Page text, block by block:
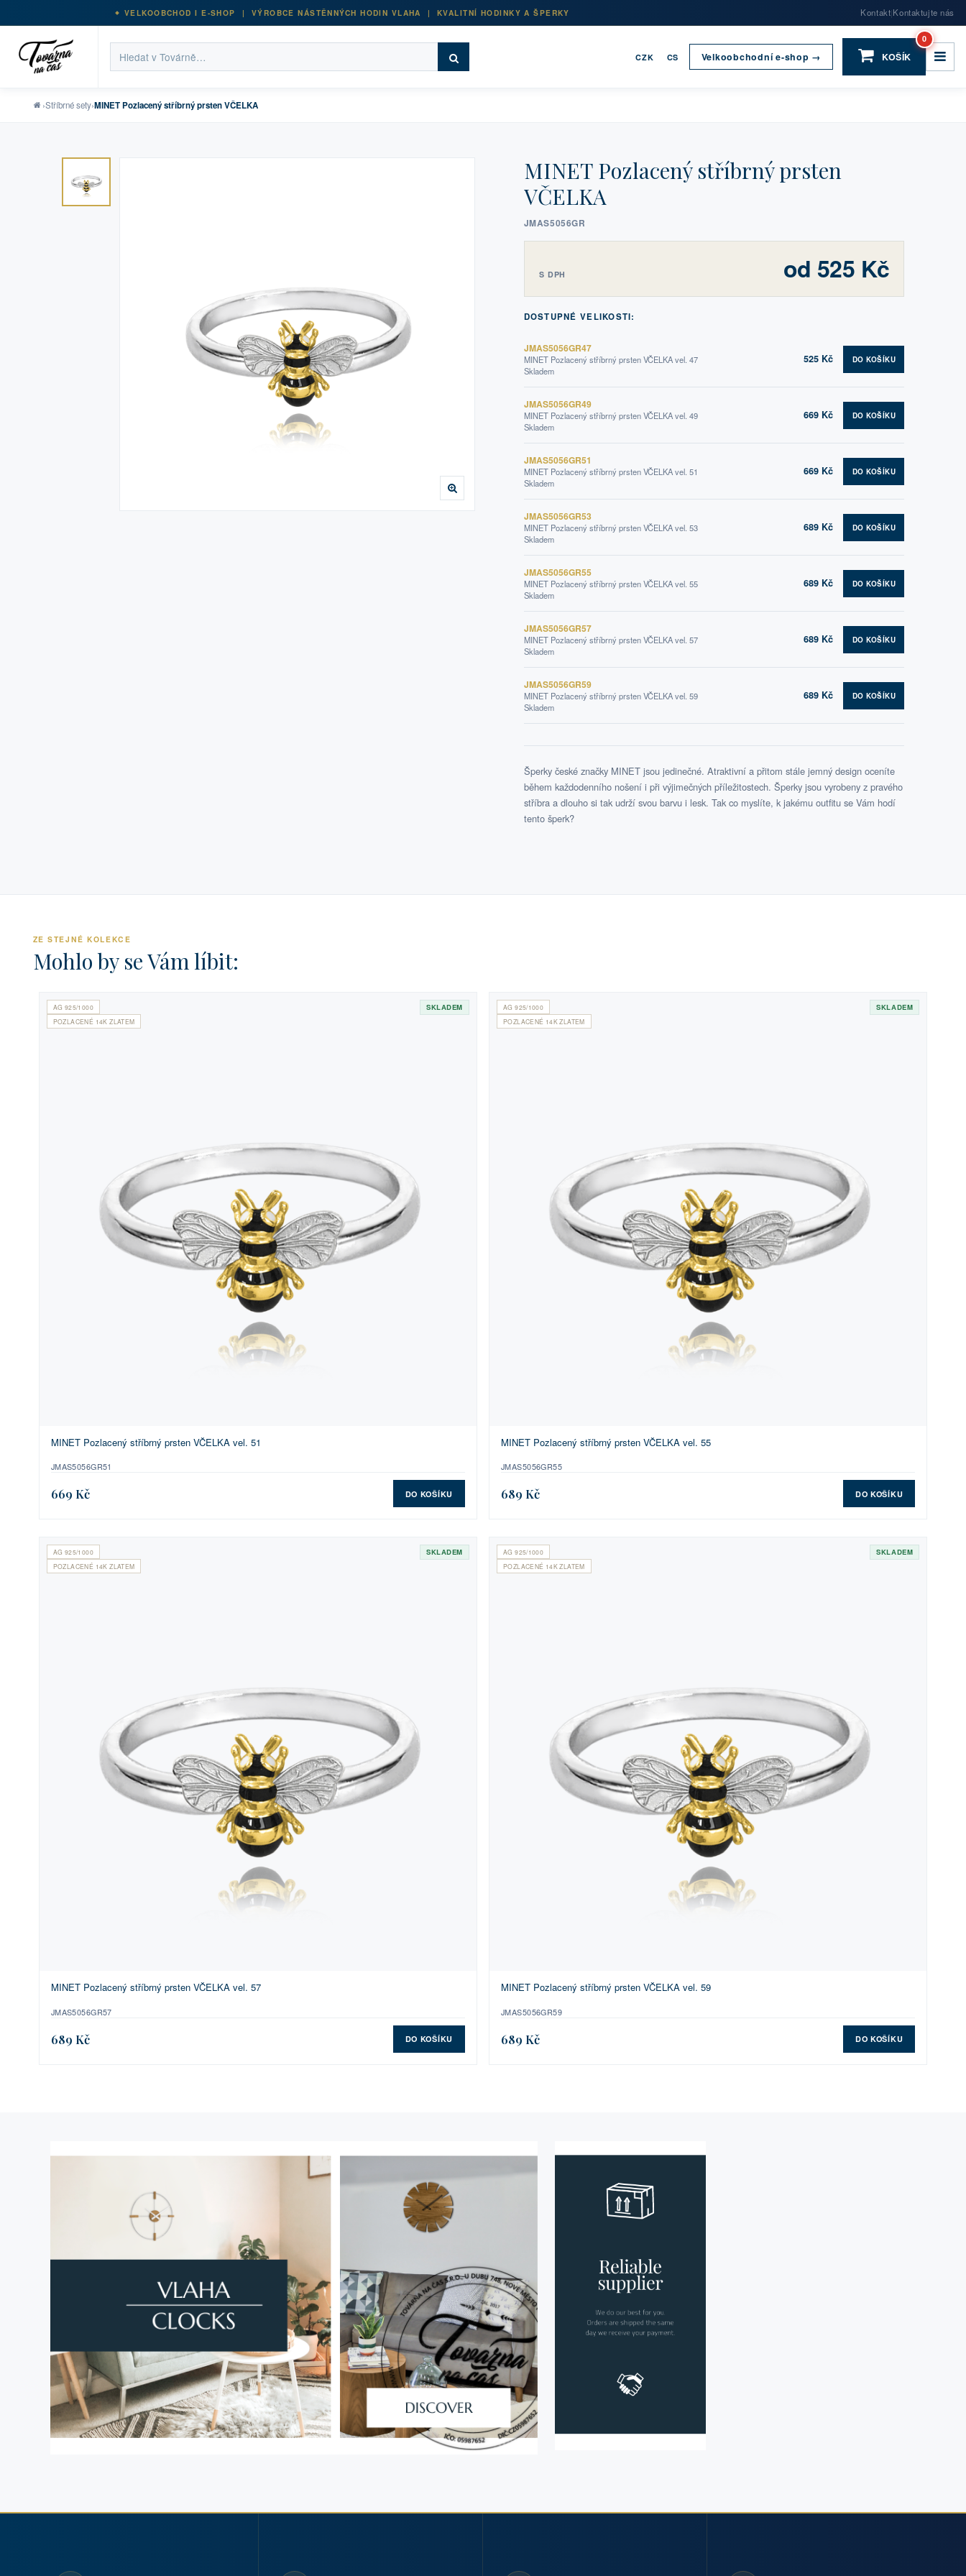
VELKOOBCHOD I E-SHOP | VÝROBCE NÁSTĚNNÝCH HODIN VLAHA | KVALITNÍ HODINKY A ŠPERKY Kontakt|Kontaktujte nás
CZK CS Velkoobchodní e-shop → KOŠÍK
0
›Stříbrné sety›MINET Pozlacený stříbrný prsten VČELKA
MINET Pozlacený stříbrný prsten
VČELKA
JMAS5056GR
S DPH od 525 Kč
DOSTUPNÉ VELIKOSTI:
JMAS5056GR47
MINET Pozlacený stříbrný prsten VČELKA vel. 47
Skladem
525 Kč DO KOŠÍKU
JMAS5056GR49
MINET Pozlacený stříbrný prsten VČELKA vel. 49
Skladem
669 Kč DO KOŠÍKU
JMAS5056GR51
MINET Pozlacený stříbrný prsten VČELKA vel. 51
Skladem
669 Kč DO KOŠÍKU
JMAS5056GR53
MINET Pozlacený stříbrný prsten VČELKA vel. 53
Skladem
689 Kč DO KOŠÍKU
JMAS5056GR55
MINET Pozlacený stříbrný prsten VČELKA vel. 55
Skladem
689 Kč DO KOŠÍKU
JMAS5056GR57
MINET Pozlacený stříbrný prsten VČELKA vel. 57
Skladem
689 Kč DO KOŠÍKU
JMAS5056GR59
MINET Pozlacený stříbrný prsten VČELKA vel. 59
Skladem
689 Kč DO KOŠÍKU
Šperky české značky MINET jsou jedinečné. Atraktivní a přitom stále jemný design oceníte
během každodenního nošení i při výjimečných příležitostech. Šperky jsou vyrobeny z pravého
stříbra a dlouho si tak udrží svou barvu i lesk. Tak co myslíte, k jakému outfitu se Vám hodí
tento šperk?
ZE STEJNÉ KOLEKCE
Mohlo by se Vám líbit:
AG 925/1000
POZLACENÉ 14K ZLATEM
SKLADEM
MINET Pozlacený stříbrný prsten VČELKA vel. 51
JMAS5056GR51
669 Kč DO KOŠÍKU
AG 925/1000
POZLACENÉ 14K ZLATEM
SKLADEM
MINET Pozlacený stříbrný prsten VČELKA vel. 55
JMAS5056GR55
689 Kč DO KOŠÍKU
AG 925/1000
POZLACENÉ 14K ZLATEM
SKLADEM
MINET Pozlacený stříbrný prsten VČELKA vel. 57
JMAS5056GR57
689 Kč DO KOŠÍKU
AG 925/1000
POZLACENÉ 14K ZLATEM
SKLADEM
MINET Pozlacený stříbrný prsten VČELKA vel. 59
JMAS5056GR59
689 Kč DO KOŠÍKU